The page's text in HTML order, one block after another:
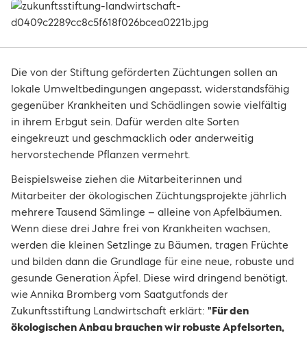
Die von der Stiftung geförderten Züchtungen sollen an
lokale Umweltbedingungen angepasst, widerstandsfähig
gegenüber Krankheiten und Schädlingen sowie vielfältig
in ihrem Erbgut sein. Dafür werden alte Sorten
eingekreuzt und geschmacklich oder anderweitig
hervorstechende Pflanzen vermehrt.
Beispielsweise ziehen die Mitarbeiterinnen und
Mitarbeiter der ökologischen Züchtungsprojekte jährlich
mehrere Tausend Sämlinge – alleine von Apfelbäumen.
Wenn diese drei Jahre frei von Krankheiten wachsen,
werden die kleinen Setzlinge zu Bäumen, tragen Früchte
und bilden dann die Grundlage für eine neue, robuste und
gesunde Generation Äpfel. Diese wird dringend benötigt,
wie Annika Bromberg vom Saatgutfonds der
Zukunftsstiftung Landwirtschaft erklärt: "Für den
ökologischen Anbau brauchen wir robuste Apfelsorten,